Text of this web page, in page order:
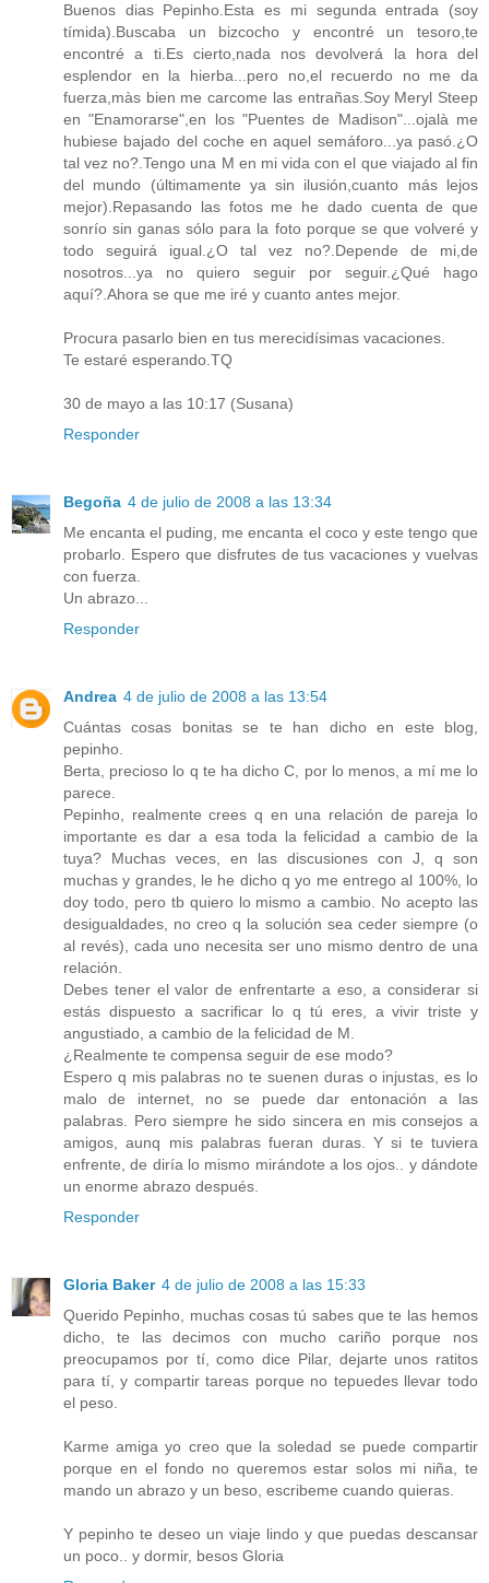
Buenos dias Pepinho.Esta es mi segunda entrada (soy
tímida).Buscaba un bizcocho y encontré un tesoro,te
encontré a ti.Es cierto,nada nos devolverá la hora del
esplendor en la hierba...pero no,el recuerdo no me da
fuerza,màs bien me carcome las entrañas.Soy Meryl Steep
en "Enamorarse",en los "Puentes de Madison"...ojalà me
hubiese bajado del coche en aquel semáforo...ya pasó.¿O
tal vez no?.Tengo una M en mi vida con el que viajado al fin
del mundo (últimamente ya sin ilusión,cuanto más lejos
mejor).Repasando las fotos me he dado cuenta de que
sonrío sin ganas sólo para la foto porque se que volveré y
todo seguirá igual.¿O tal vez no?.Depende de mi,de
nosotros...ya no quiero seguir por seguir.¿Qué hago
aquí?.Ahora se que me iré y cuanto antes mejor.
Procura pasarlo bien en tus merecidísimas vacaciones.
Te estaré esperando.TQ
30 de mayo a las 10:17 (Susana)
Responder
Begoña 4 de julio de 2008 a las 13:34
Me encanta el puding, me encanta el coco y este tengo que
probarlo. Espero que disfrutes de tus vacaciones y vuelvas
con fuerza.
Un abrazo...
Responder
Andrea 4 de julio de 2008 a las 13:54
Cuántas cosas bonitas se te han dicho en este blog,
pepinho.
Berta, precioso lo q te ha dicho C, por lo menos, a mí me lo
parece.
Pepinho, realmente crees q en una relación de pareja lo
importante es dar a esa toda la felicidad a cambio de la
tuya? Muchas veces, en las discusiones con J, q son
muchas y grandes, le he dicho q yo me entrego al 100%, lo
doy todo, pero tb quiero lo mismo a cambio. No acepto las
desigualdades, no creo q la solución sea ceder siempre (o
al revés), cada uno necesita ser uno mismo dentro de una
relación.
Debes tener el valor de enfrentarte a eso, a considerar si
estás dispuesto a sacrificar lo q tú eres, a vivir triste y
angustiado, a cambio de la felicidad de M.
¿Realmente te compensa seguir de ese modo?
Espero q mis palabras no te suenen duras o injustas, es lo
malo de internet, no se puede dar entonación a las
palabras. Pero siempre he sido sincera en mis consejos a
amigos, aunq mis palabras fueran duras. Y si te tuviera
enfrente, de diría lo mismo mirándote a los ojos.. y dándote
un enorme abrazo después.
Responder
Gloria Baker 4 de julio de 2008 a las 15:33
Querido Pepinho, muchas cosas tú sabes que te las hemos
dicho, te las decimos con mucho cariño porque nos
preocupamos por tí, como dice Pilar, dejarte unos ratitos
para tí, y compartir tareas porque no tepuedes llevar todo
el peso.
Karme amiga yo creo que la soledad se puede compartir
porque en el fondo no queremos estar solos mi niña, te
mando un abrazo y un beso, escribeme cuando quieras.
Y pepinho te deseo un viaje lindo y que puedas descansar
un poco.. y dormir, besos Gloria